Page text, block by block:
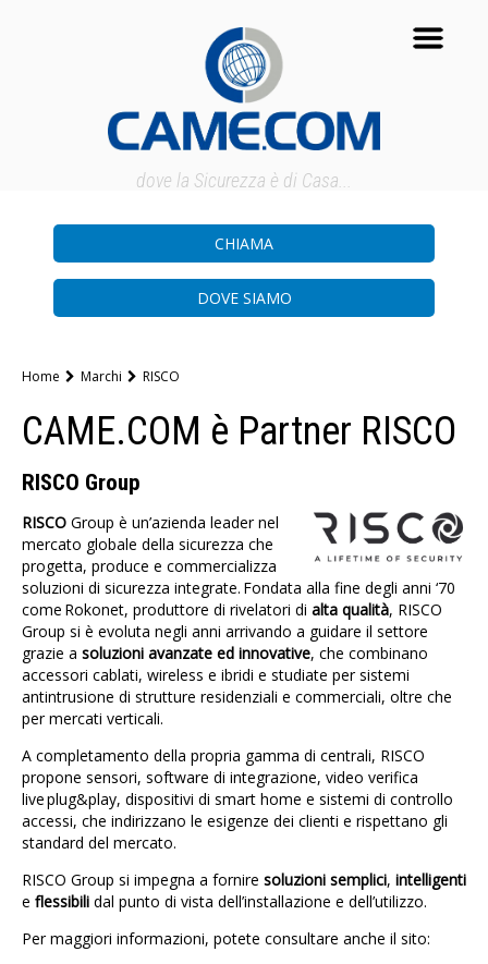
dove la Sicurezza è di Casa...
CHIAMA
DOVE SIAMO
Home Marchi RISCO
CAME.COM è Partner RISCO
RISCO Group
RISCO Group è un’azienda leader nel
mercato globale della sicurezza che
progetta, produce e commercializza
soluzioni di sicurezza integrate. Fondata alla fine degli anni ‘70
come Rokonet, produttore di rivelatori di alta qualità, RISCO
Group si è evoluta negli anni arrivando a guidare il settore
grazie a soluzioni avanzate ed innovative, che combinano
accessori cablati, wireless e ibridi e studiate per sistemi
antintrusione di strutture residenziali e commerciali, oltre che
per mercati verticali.
A completamento della propria gamma di centrali, RISCO
propone sensori, software di integrazione, video verifica
live plug&play, dispositivi di smart home e sistemi di controllo
accessi, che indirizzano le esigenze dei clienti e rispettano gli
standard del mercato.
RISCO Group si impegna a fornire soluzioni semplici, intelligenti
e flessibili dal punto di vista dell’installazione e dell’utilizzo.
Per maggiori informazioni, potete consultare anche il sito: